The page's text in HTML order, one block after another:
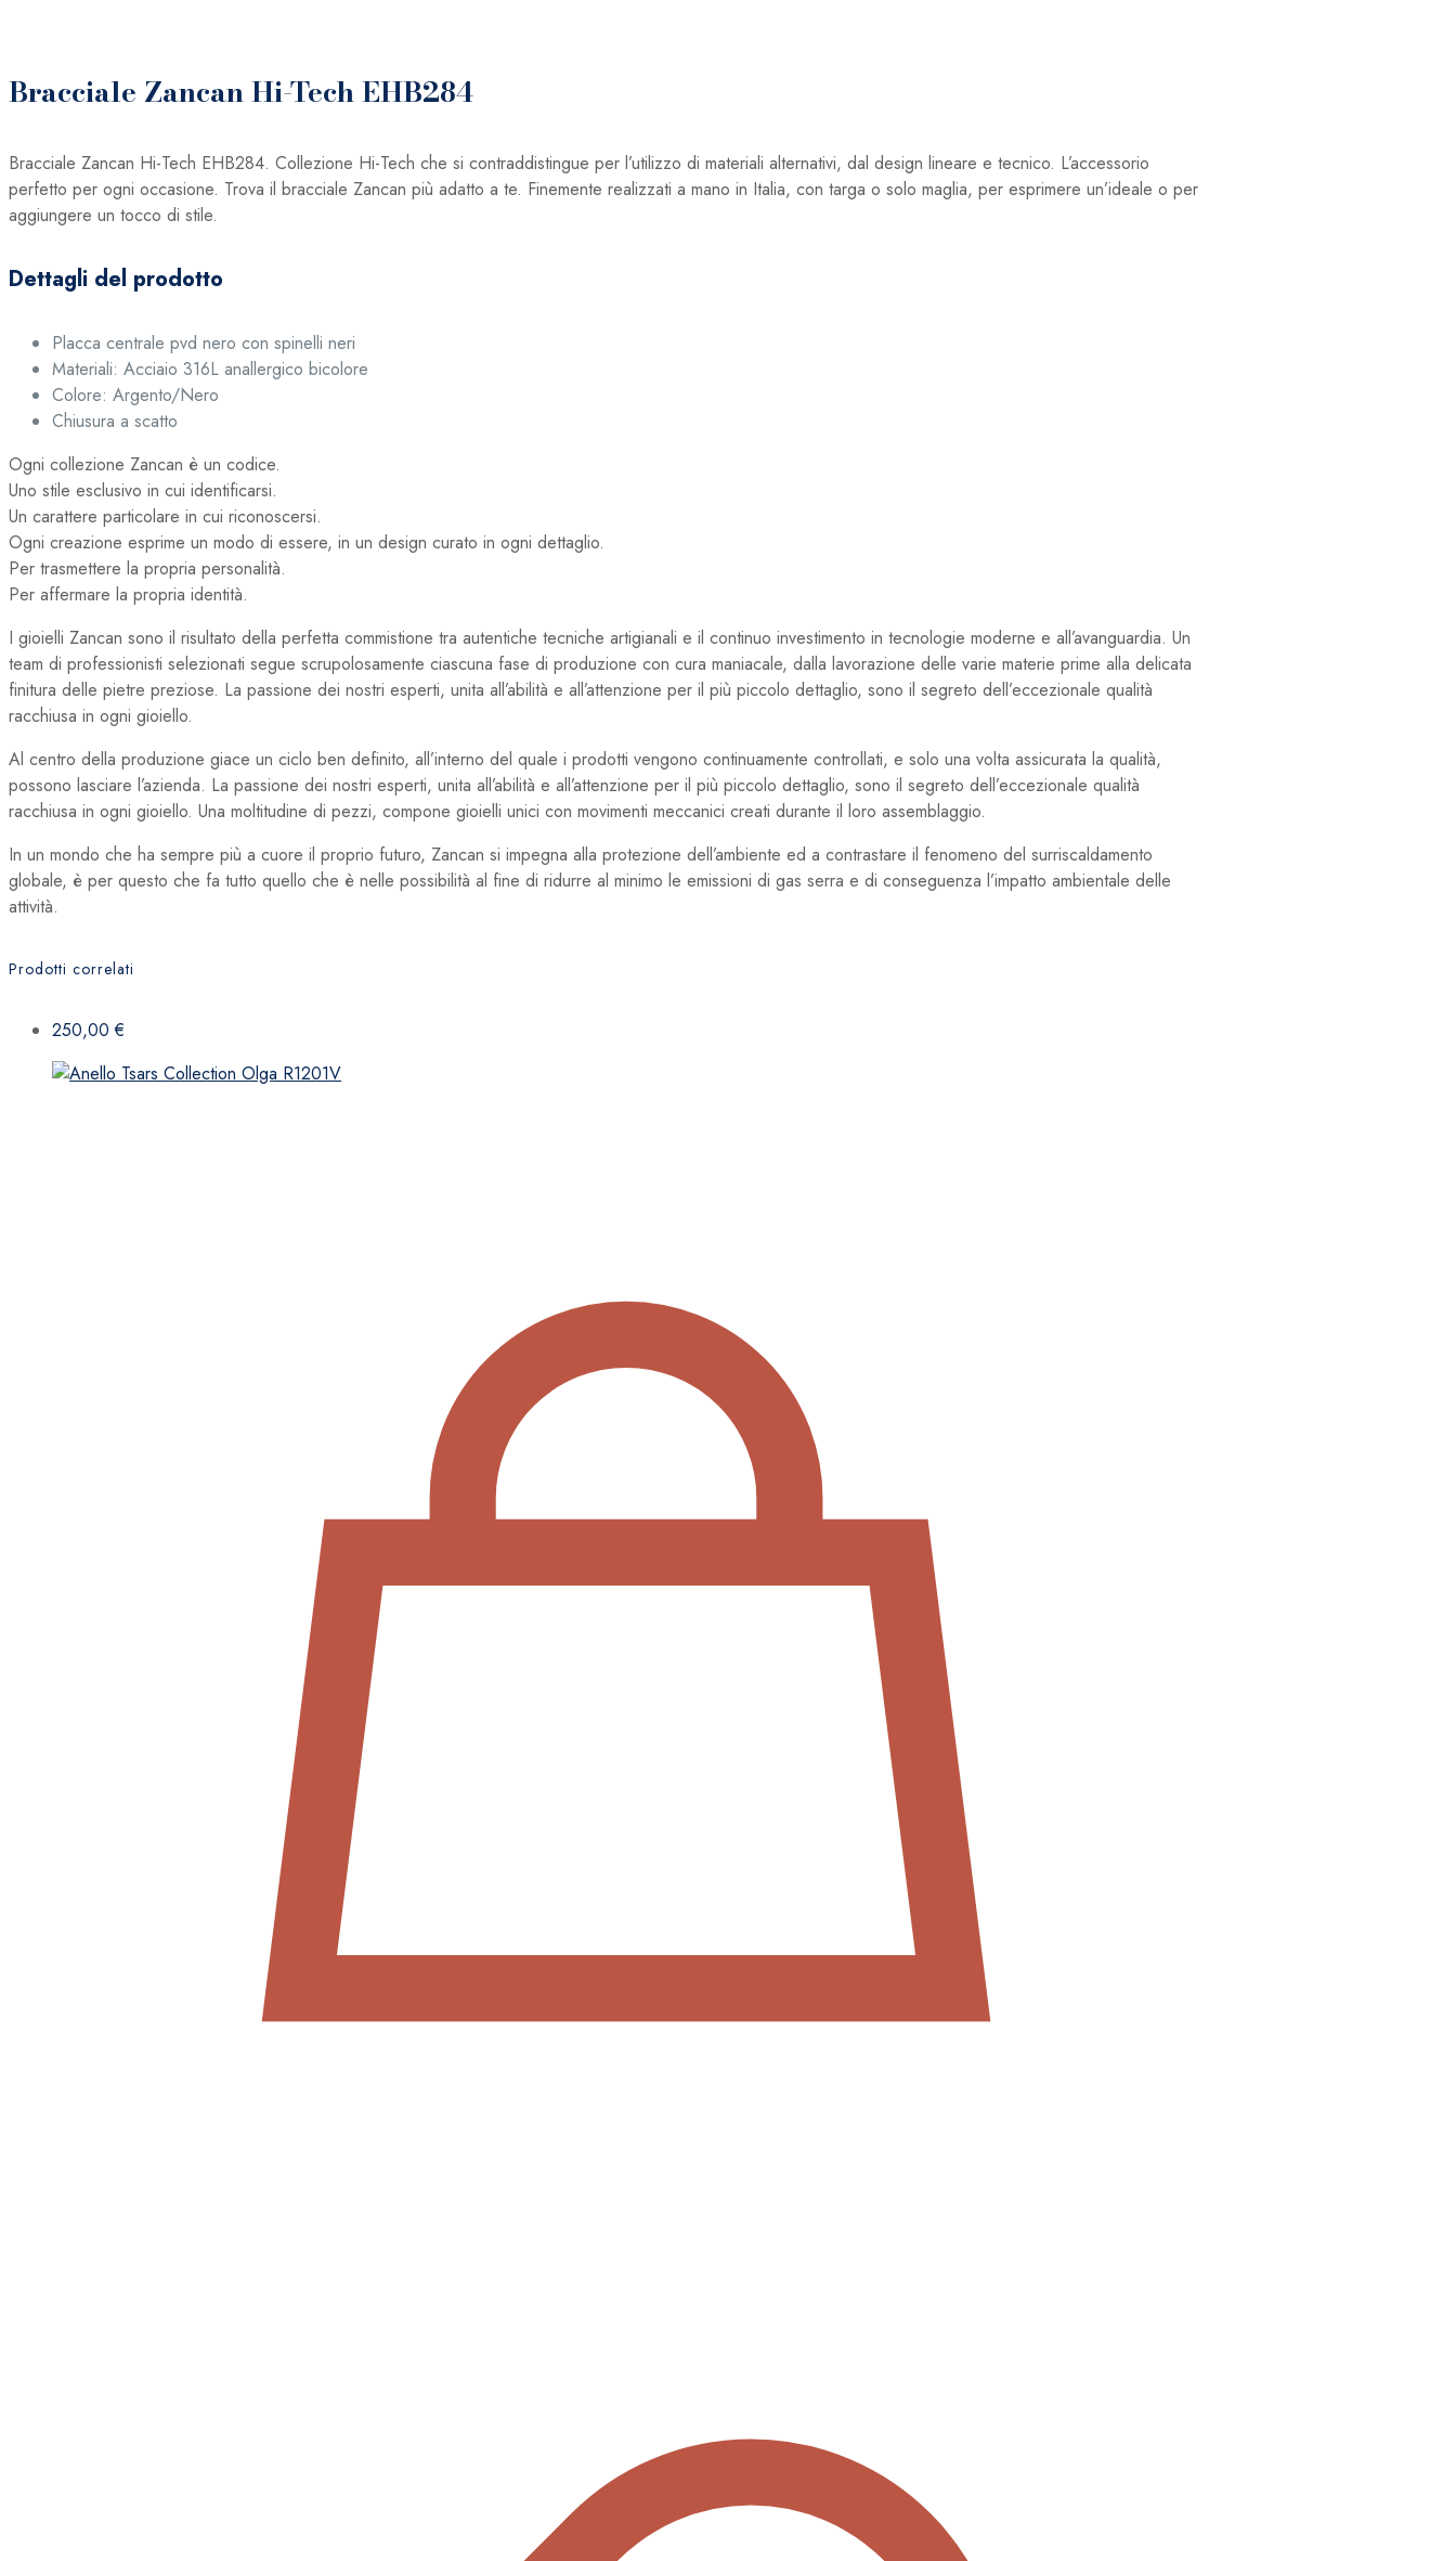
Bracciale Zancan Hi-Tech EHB284
Bracciale Zancan Hi-Tech EHB284. Collezione Hi-Tech che si contraddistingue per l’utilizzo di materiali alternativi, dal design lineare e tecnico. L’accessorio
perfetto per ogni occasione. Trova il bracciale Zancan più adatto a te. Finemente realizzati a mano in Italia, con targa o solo maglia, per esprimere un’ideale o per
aggiungere un tocco di stile.
Dettagli del prodotto
Placca centrale pvd nero con spinelli neri
Materiali: Acciaio 316L anallergico bicolore
Colore: Argento/Nero
Chiusura a scatto
Ogni collezione Zancan è un codice.
Uno stile esclusivo in cui identificarsi.
Un carattere particolare in cui riconoscersi.
Ogni creazione esprime un modo di essere, in un design curato in ogni dettaglio.
Per trasmettere la propria personalità.
Per affermare la propria identità.
I gioielli Zancan sono il risultato della perfetta commistione tra autentiche tecniche artigianali e il continuo investimento in tecnologie moderne e all’avanguardia. Un
team di professionisti selezionati segue scrupolosamente ciascuna fase di produzione con cura maniacale, dalla lavorazione delle varie materie prime alla delicata
finitura delle pietre preziose. La passione dei nostri esperti, unita all’abilità e all’attenzione per il più piccolo dettaglio, sono il segreto dell’eccezionale qualità
racchiusa in ogni gioiello.
Al centro della produzione giace un ciclo ben definito, all’interno del quale i prodotti vengono continuamente controllati, e solo una volta assicurata la qualità,
possono lasciare l’azienda. La passione dei nostri esperti, unita all’abilità e all’attenzione per il più piccolo dettaglio, sono il segreto dell’eccezionale qualità
racchiusa in ogni gioiello. Una moltitudine di pezzi, compone gioielli unici con movimenti meccanici creati durante il loro assemblaggio.
In un mondo che ha sempre più a cuore il proprio futuro, Zancan si impegna alla protezione dell’ambiente ed a contrastare il fenomeno del surriscaldamento
globale, è per questo che fa tutto quello che è nelle possibilità al fine di ridurre al minimo le emissioni di gas serra e di conseguenza l’impatto ambientale delle
attività.
Prodotti correlati
250,00€